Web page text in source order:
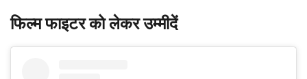
फिल्म फाइटर को लेकर उम्मीदें